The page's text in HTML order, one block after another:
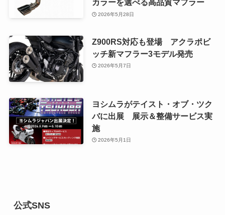
カラーを選べる高品質マフラー
2026年5月28日
Z900RS対応も登場 アクラポビ
ッチ新マフラー3モデル発売
2026年5月7日
ヨシムラがテイスト・オブ・ツク
バに出展 展示＆整備サービス実
施
2026年5月1日
公式SNS